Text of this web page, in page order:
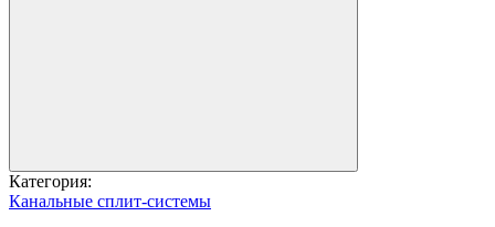
Категория:
Канальные сплит-системы